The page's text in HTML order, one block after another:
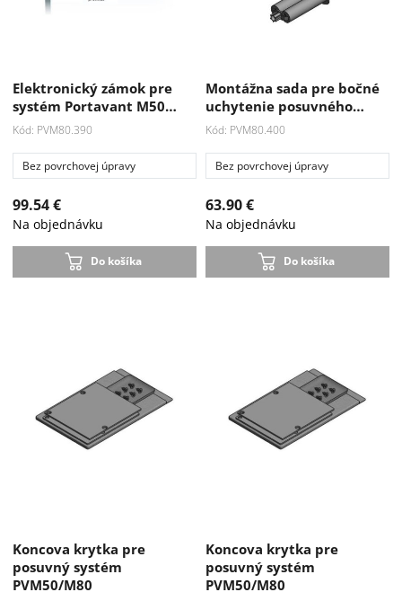
Elektronický zámok pre
systém Portavant M50…
Kód: PVM80.390
Bez povrchovej úpravy
99.54 €
Na objednávku
Do košíka
Montážna sada pre bočné
uchytenie posuvného…
Kód: PVM80.400
Bez povrchovej úpravy
63.90 €
Na objednávku
Do košíka
Koncova krytka pre
posuvný systém
PVM50/M80
Koncova krytka pre
posuvný systém
PVM50/M80